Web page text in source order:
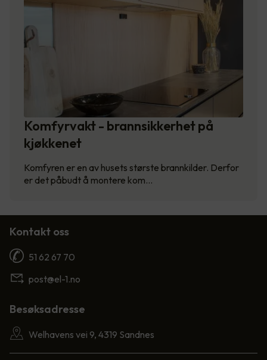
Komfyrvakt - brannsikkerhet på
kjøkkenet
Komfyren er en av husets største brannkilder. Derfor
er det påbudt å montere kom…
Kontakt oss
51 62 67 70
post@el-1.no
Besøksadresse
Welhavens vei 9, 4319 Sandnes